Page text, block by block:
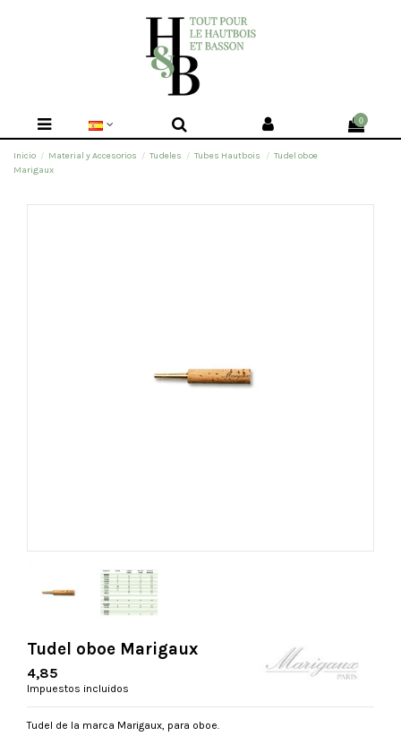
0
Inicio Material y Accesorios Tudeles Tubes Hautbois
Tudel oboe
Marigaux
Tudel oboe Marigaux
4,85
Impuestos incluidos
Tudel de la marca Marigaux, para oboe.